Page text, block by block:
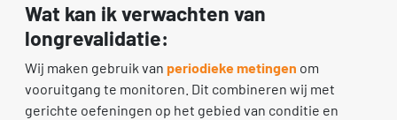
Wat kan ik verwachten van
longrevalidatie:
Wij maken gebruik van periodieke metingen om
vooruitgang te monitoren. Dit combineren wij met
gerichte oefeningen op het gebied van conditie en